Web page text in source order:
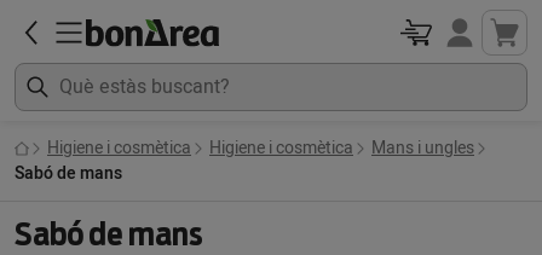
Higiene i cosmètica Higiene i cosmètica
Mans i ungles
Sabó de mans
Sabó de mans